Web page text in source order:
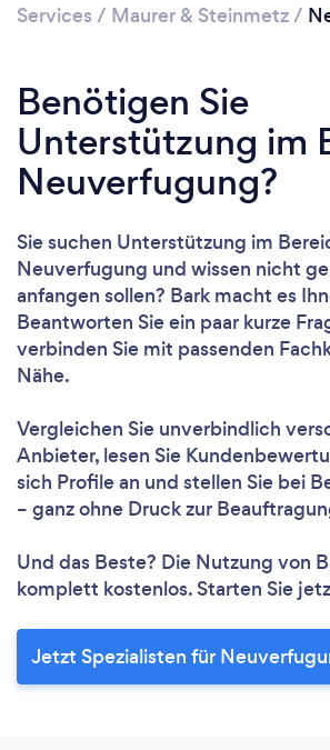
Services / Maurer & Steinmetz/
Benötigen Sie
Unterstützung im
Neuverfugung?
Sie suchen Unterstützung im
Neuverfugung und wissen nicht
anfangen sollen? Bark macht es
Beantworten Sie ein paar kurze
verbinden Sie mit passenden
Nähe.
Vergleichen Sie unverbindlich
Anbieter, lesen Sie
sich Profile an und stellen Sie bei
– ganz ohne Druck zur
Und das Beste? Die Nutzung von
komplett kostenlos. Starten Sie
Jetzt Spezialisten für